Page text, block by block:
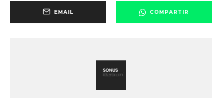
EMAIL COMPARTIR